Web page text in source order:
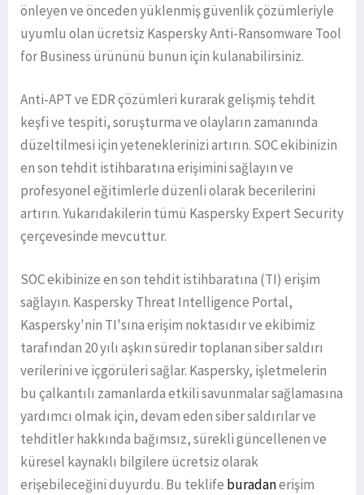
önleyen ve önceden yüklenmiş güvenlik çözümleriyle
uyumlu olan ücretsiz Kaspersky Anti-Ransomware Tool
for Business ürününü bunun için kulanabilirsiniz.
Anti-APT ve EDR çözümleri kurarak gelişmiş tehdit
keşfi ve tespiti, soruşturma ve olayların zamanında
düzeltilmesi için yeteneklerinizi artırın. SOC ekibinizin
en son tehdit istihbaratına erişimini sağlayın ve
profesyonel eğitimlerle düzenli olarak becerilerini
artırın. Yukarıdakilerin tümü Kaspersky Expert Security
çerçevesinde mevcuttur.
SOC ekibinize en son tehdit istihbaratına (TI) erişim
sağlayın. Kaspersky Threat Intelligence Portal,
Kaspersky'nin TI'sına erişim noktasıdır ve ekibimiz
tarafından 20 yılı aşkın süredir toplanan siber saldırı
verilerini ve içgörüleri sağlar. Kaspersky, işletmelerin
bu çalkantılı zamanlarda etkili savunmalar sağlamasına
yardımcı olmak için, devam eden siber saldırılar ve
tehditler hakkında bağımsız, sürekli güncellenen ve
küresel kaynaklı bilgilere ücretsiz olarak
erişebileceğini duyurdu. Bu teklife buradanerişim